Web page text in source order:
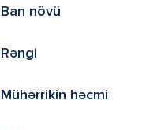
Ban növü
Rəngi
Mühərrikin həcmi